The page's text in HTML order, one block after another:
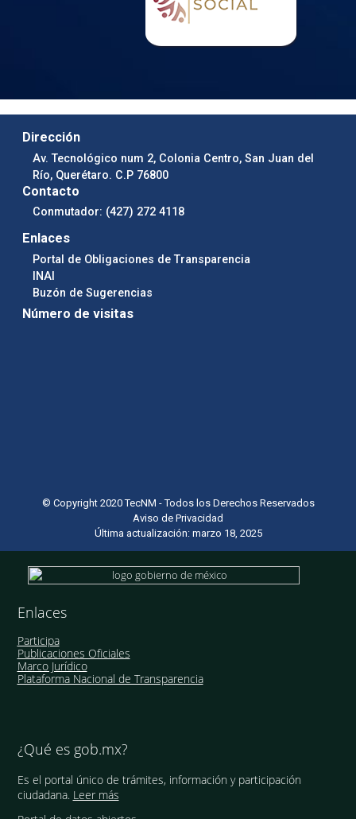
Dirección
Av. Tecnológico num 2, Colonia Centro, San Juan del
Río, Querétaro. C.P 76800
Contacto
Conmutador: (427) 272 4118
Enlaces
Portal de Obligaciones de Transparencia
INAI
Buzón de Sugerencias
Número de visitas
© Copyright 2020 TecNM - Todos los Derechos Reservados
Aviso de Privacidad
Última actualización: marzo 18, 2025
Enlaces
Participa
Publicaciones Oficiales
Marco Jurídico
Plataforma Nacional de Transparencia
¿Qué es gob.mx?
Es el portal único de trámites, información y participación
ciudadana. Leer más